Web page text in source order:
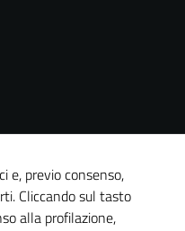
e, previo consenso,
Cliccando sul tasto
alla profilazione,